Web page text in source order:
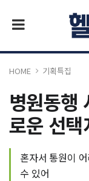
HOME 기획특집
병원동행
로운 선
혼자서 통원이
수 있어